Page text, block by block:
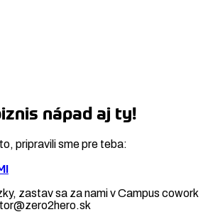
nápad aj ty!
pripravili sme pre teba:
zastav sa za nami v Campus cowork